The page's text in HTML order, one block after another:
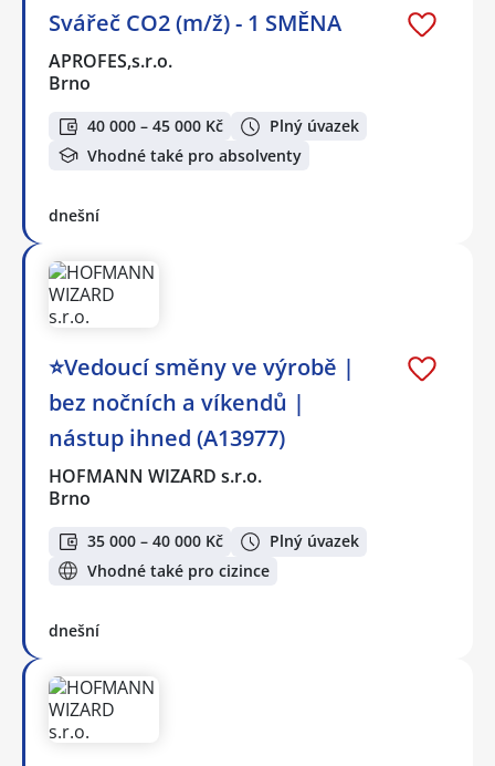
Svářeč CO2 (m/ž) - 1 SMĚNA
APROFES,s.r.o.
Brno
40 000 – 45 000 Kč
Plný úvazek
Vhodné také pro absolventy
dnešní
⭐Vedoucí směny ve výrobě |
bez nočních a víkendů |
nástup ihned (A13977)
HOFMANN WIZARD s.r.o.
Brno
35 000 – 40 000 Kč
Plný úvazek
Vhodné také pro cizince
dnešní